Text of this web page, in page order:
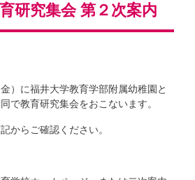
研究集会 第２次案内
）に福井大学教育学部附属幼稚園と
で教育研究集会をおこないます。
からご確認ください。